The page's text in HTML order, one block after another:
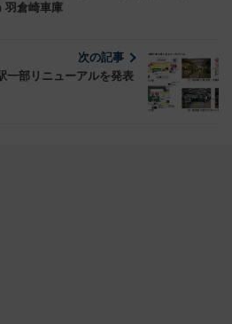
羽倉崎車庫
次の記事
部リニューアルを発表